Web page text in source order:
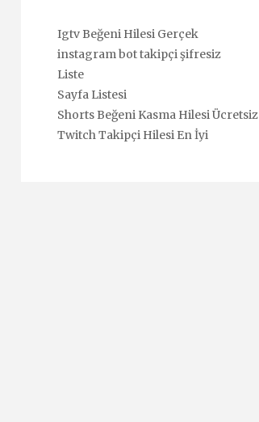
Igtv Beğeni Hilesi Gerçek
instagram bot takipçi şifresiz
Liste
Sayfa Listesi
Shorts Beğeni Kasma Hilesi Ücretsiz
Twitch Takipçi Hilesi En İyi